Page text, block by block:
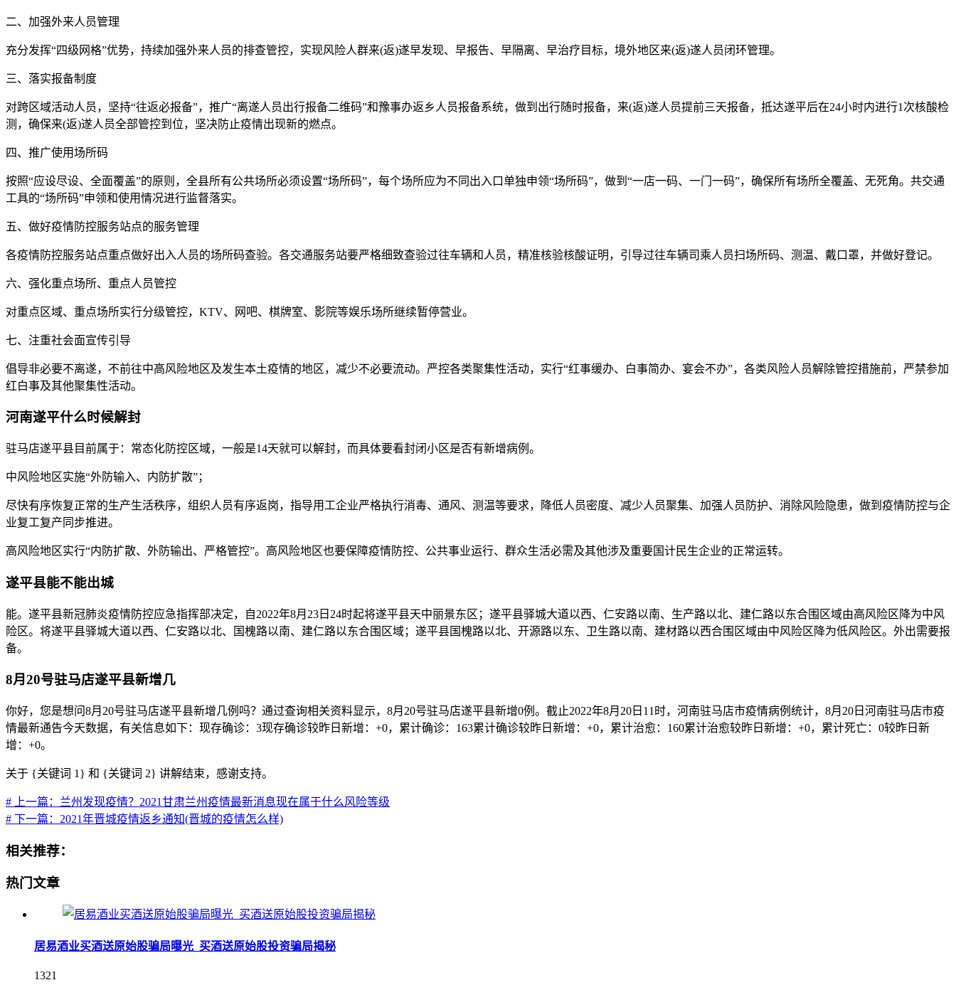
二、加强外来人员管理
充分发挥“四级网格”优势，持续加强外来人员的排查管控，实现风险人群来(返)遂早发现、早报告、早隔离、早治疗目标，境外地区来(返)遂人员闭环管理。
三、落实报备制度
对跨区域活动人员，坚持“往返必报备”，推广“离遂人员出行报备二维码”和豫事办返乡人员报备系统，做到出行随时报备，来(返)遂人员提前三天报备，抵达遂平后在24小时内进行1次核酸检
测，确保来(返)遂人员全部管控到位，坚决防止疫情出现新的燃点。
四、推广使用场所码
按照“应设尽设、全面覆盖”的原则，全县所有公共场所必须设置“场所码”，每个场所应为不同出入口单独申领“场所码”，做到“一店一码、一门一码”，确保所有场所全覆盖、无死角。共交通
工具的“场所码”申领和使用情况进行监督落实。
五、做好疫情防控服务站点的服务管理
各疫情防控服务站点重点做好出入人员的场所码查验。各交通服务站要严格细致查验过往车辆和人员，精准核验核酸证明，引导过往车辆司乘人员扫场所码、测温、戴口罩，并做好登记。
六、强化重点场所、重点人员管控
对重点区域、重点场所实行分级管控，KTV、网吧、棋牌室、影院等娱乐场所继续暂停营业。
七、注重社会面宣传引导
倡导非必要不离遂，不前往中高风险地区及发生本土疫情的地区，减少不必要流动。严控各类聚集性活动，实行“红事缓办、白事简办、宴会不办”，各类风险人员解除管控措施前，严禁参加
红白事及其他聚集性活动。
河南遂平什么时候解封
驻马店遂平县目前属于：常态化防控区域，一般是14天就可以解封，而具体要看封闭小区是否有新增病例。
中风险地区实施“外防输入、内防扩散”；
尽快有序恢复正常的生产生活秩序，组织人员有序返岗，指导用工企业严格执行消毒、通风、测温等要求，降低人员密度、减少人员聚集、加强人员防护、消除风险隐患，做到疫情防控与企
业复工复产同步推进。
高风险地区实行“内防扩散、外防输出、严格管控”。高风险地区也要保障疫情防控、公共事业运行、群众生活必需及其他涉及重要国计民生企业的正常运转。
遂平县能不能出城
能。遂平县新冠肺炎疫情防控应急指挥部决定，自2022年8月23日24时起将遂平县天中丽景东区；遂平县驿城大道以西、仁安路以南、生产路以北、建仁路以东合围区域由高风险区降为中风
险区。将遂平县驿城大道以西、仁安路以北、国槐路以南、建仁路以东合围区域；遂平县国槐路以北、开源路以东、卫生路以南、建材路以西合围区域由中风险区降为低风险区。外出需要报
备。
8月20号驻马店遂平县新增几
你好，您是想问8月20号驻马店遂平县新增几例吗？通过查询相关资料显示，8月20号驻马店遂平县新增0例。截止2022年8月20日11时，河南驻马店市疫情病例统计，8月20日河南驻马店市疫
情最新通告今天数据，有关信息如下：现存确诊：3现存确诊较昨日新增：+0，累计确诊：163累计确诊较昨日新增：+0，累计治愈：160累计治愈较昨日新增：+0，累计死亡：0较昨日新
增：+0。
关于 {关键词 1} 和 {关键词 2} 讲解结束，感谢支持。
# 上一篇：兰州发现疫情？2021甘肃兰州疫情最新消息现在属于什么风险等级
# 下一篇：2021年晋城疫情返乡通知(晋城的疫情怎么样)
相关推荐：
热门文章
居易酒业买酒送原始股骗局曝光_买酒送原始股投资骗局揭秘
1321